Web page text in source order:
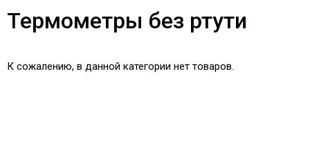
Термометры без ртути
К сожалению, в данной категории нет товаров.